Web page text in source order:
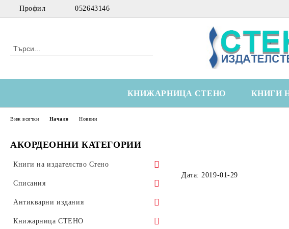
Профил 052643146
КНИЖАРНИЦА СТЕНО КНИГИ
АКОРДЕОННИ КАТЕГОРИИ
Книги на издателство Стено
Морски
Технически
Медицински
Списания
Здравна икономика
Оториноларингология
Антикварни издания
Научна литература
Книжарница СТЕНО
Виж всички Начало Новини
Дата: 2019-01-29